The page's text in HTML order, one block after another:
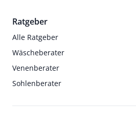
Ratgeber
Alle Ratgeber
Wäscheberater
Venenberater
Sohlenberater